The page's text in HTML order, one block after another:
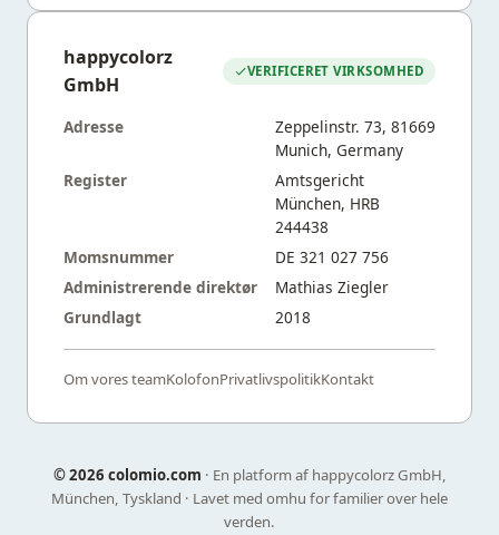
happycolorz
GmbH
VERIFICERET VIRKSOMHED
Adresse
Zeppelinstr. 73, 81669
Munich, Germany
Register
Amtsgericht
München, HRB
244438
Momsnummer
DE 321 027 756
Administrerende direktør
Mathias Ziegler
Grundlagt
2018
Om vores teamKolofonPrivatlivspolitikKontakt
©2026 colomio.com · En platform af happycolorz GmbH,
München, Tyskland · Lavet med omhu for familier over hele
verden.